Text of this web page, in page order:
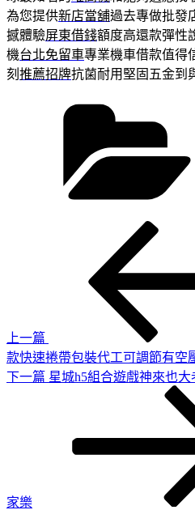
為您提供新店當舖過去專做批發
撼體驗屏東借錢額度高還款彈性
機台北免留車專業機車借款值得
刻 推薦招牌抗菌耐用堅固五金到
上一篇
款快速捲帶包裝代工可調節有空
下
下一篇 星城h5組合遊戲神來也
家樂